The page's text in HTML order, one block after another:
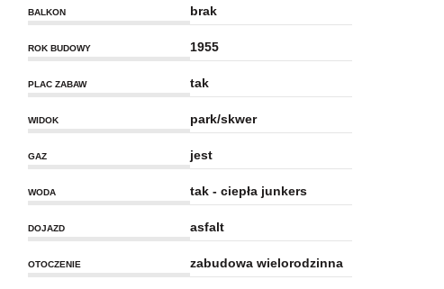
BALKON brak
ROK BUDOWY 1955
PLAC ZABAW tak
WIDOK park/skwer
GAZ jest
WODA tak - ciepła junkers
DOJAZD asfalt
OTOCZENIE zabudowa wielorodzinna